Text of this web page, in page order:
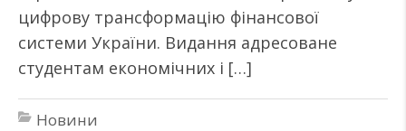
цифрову трансформацію фінансової
системи України. Видання адресоване
студентам економічних і […]
Новини